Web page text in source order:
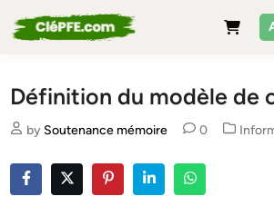
to
Définition du modèle de
by Soutenance mémoire 0
Posted